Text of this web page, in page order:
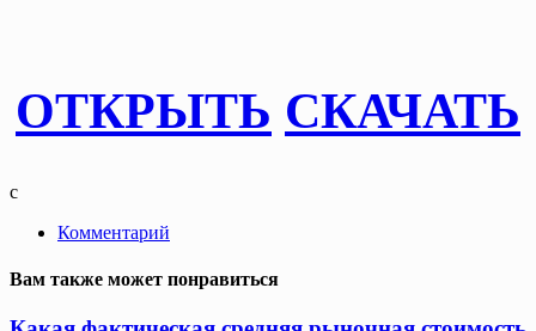
ОТКРЫТЬ СКАЧАТЬ
c
Комментарий
Вам также может понравиться